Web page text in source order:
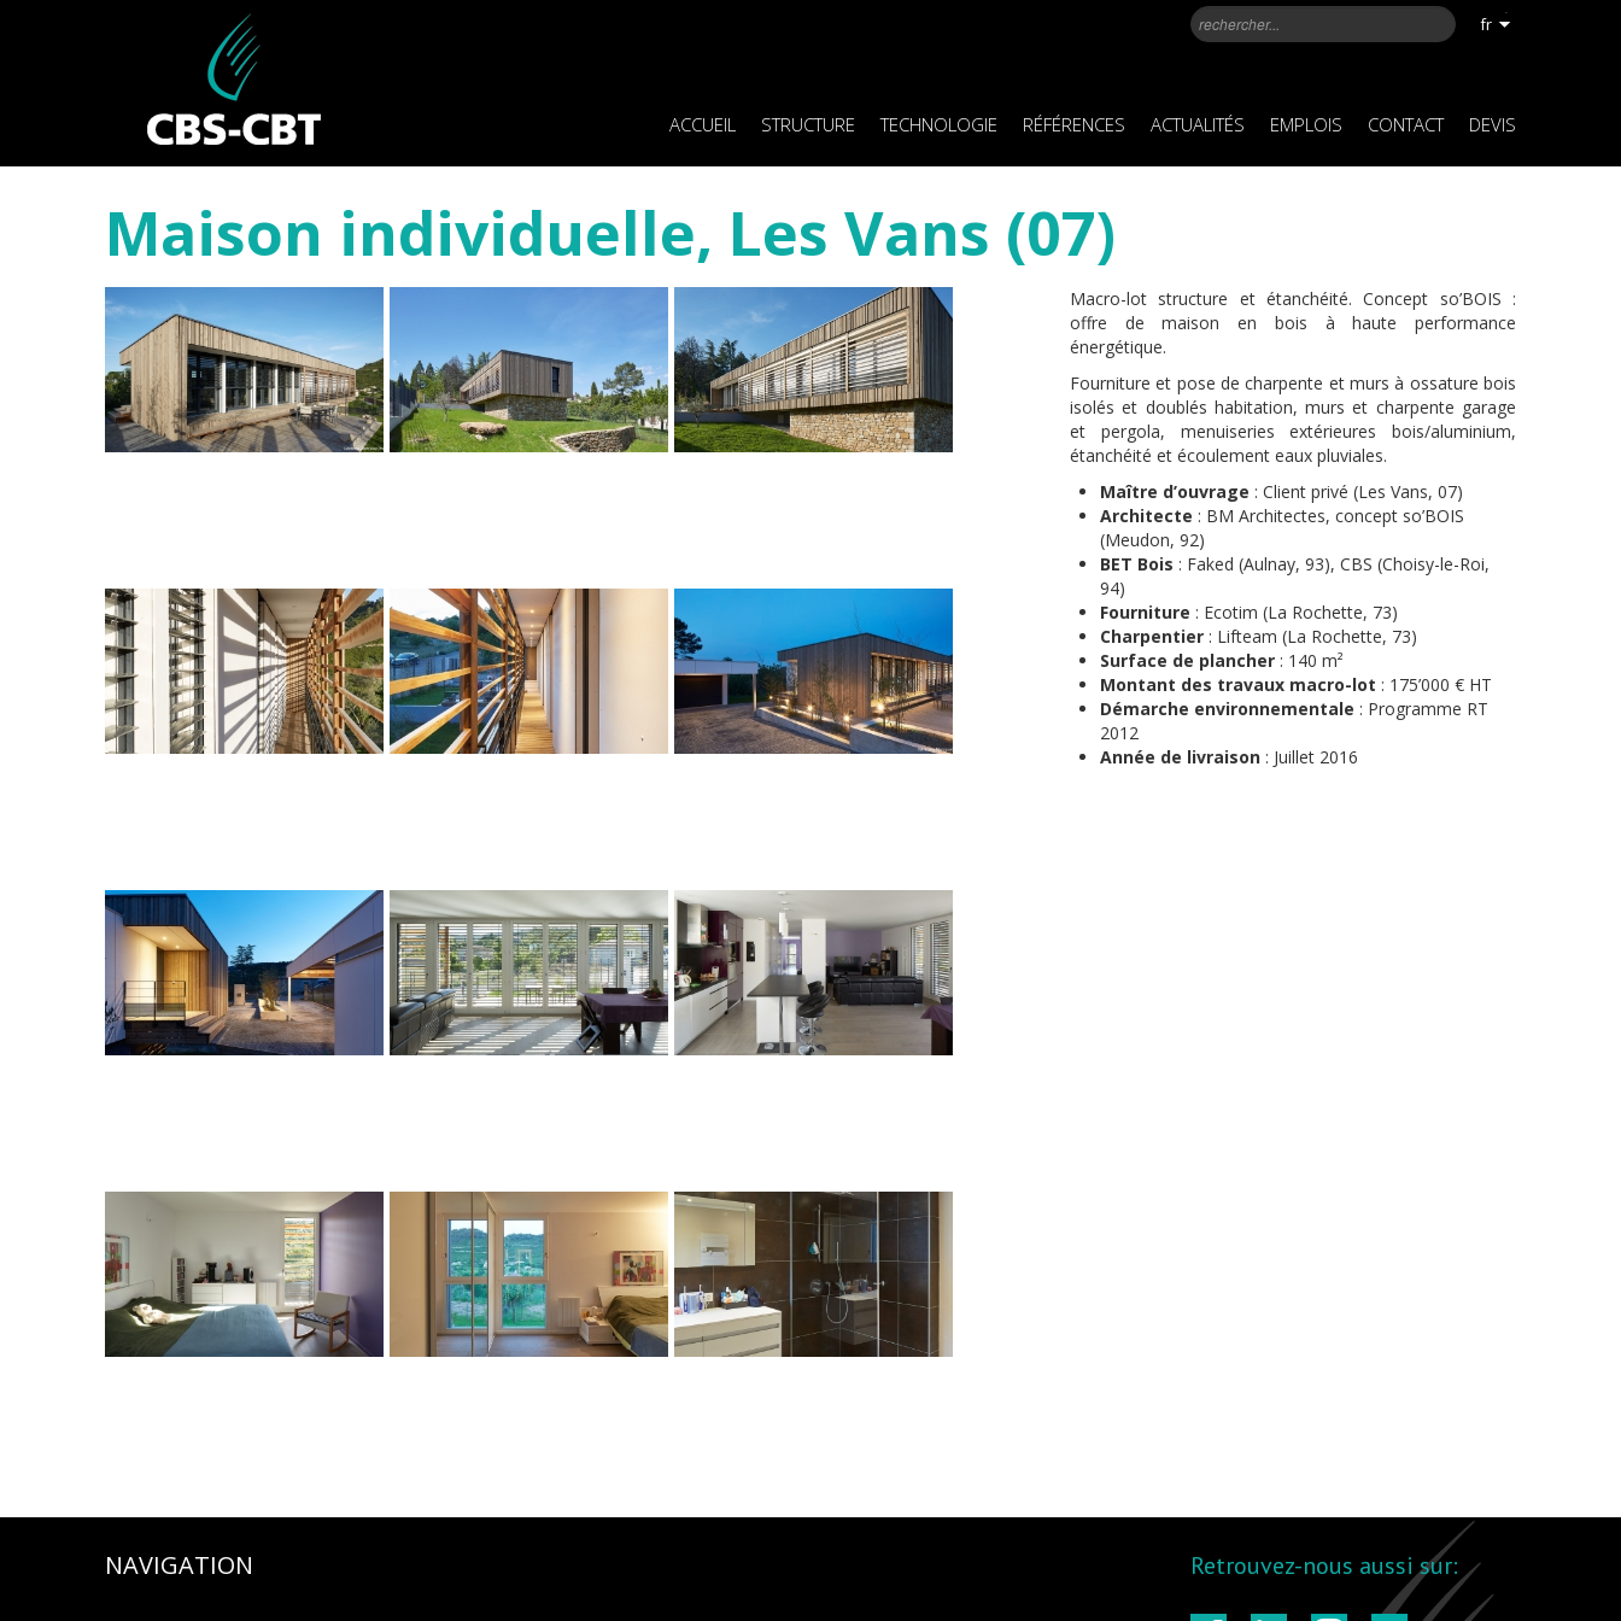
fr
ACCUEIL STRUCTURE TECHNOLOGIE RÉFÉRENCES ACTUALITÉS EMPLOIS CONTACT DEVIS
Maison individuelle, Les Vans (07)
Macro-lot structure et étanchéité. Concept so’BOIS :
offre de maison en bois à haute performance
énergétique.
Fourniture et pose de charpente et murs à ossature bois
isolés et doublés habitation, murs et charpente garage
et pergola, menuiseries extérieures bois/aluminium,
étanchéité et écoulement eaux pluviales.
Maître d’ouvrage : Client privé (Les Vans, 07)
Architecte : BM Architectes, concept so’BOIS
(Meudon, 92)
BET Bois : Faked (Aulnay, 93), CBS (Choisy-le-Roi,
94)
Fourniture : Ecotim (La Rochette, 73)
Charpentier : Lifteam (La Rochette, 73)
Surface de plancher : 140 m²
Montant des travaux macro-lot : 175’000 € HT
Démarche environnementale : Programme RT
2012
Année de livraison : Juillet 2016
NAVIGATION Retrouvez-nous aussi sur: